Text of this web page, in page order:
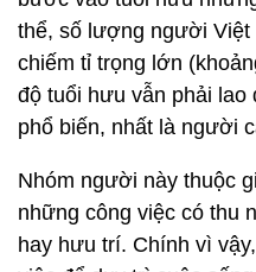
thể, số lượng người
chiếm tỉ trọng lớn
độ tuổi hưu vẫn phải lao
phổ biến, nhất là người
Nhóm người này thuộc
những công việc có thu
hay hưu trí. Chính vì